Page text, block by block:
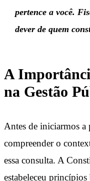
pertence a você.
dever de quem
A
na Gestão
Antes de iniciarmos a
compreender o
essa consulta. A
estabeleceu princípios